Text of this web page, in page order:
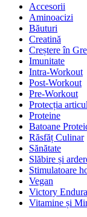
Accesorii
Aminoacizi
Băuturi
Creatină
Creștere în
Imunitate
Intra-Workout
Post-Workout
Pre-Workout
Protecția
Proteine
Batoane
Răsfăț Culinar
Sănătate
Slăbire și
Stimulatoare
Vegan
Victory
Vitamine și